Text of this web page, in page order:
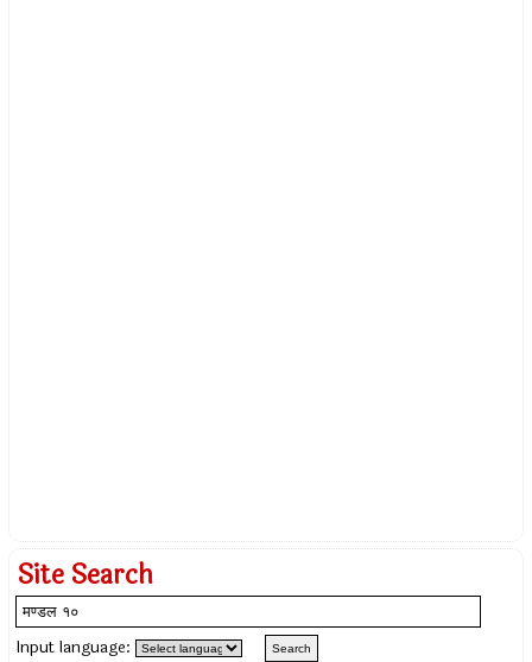
Site Search
Input language: